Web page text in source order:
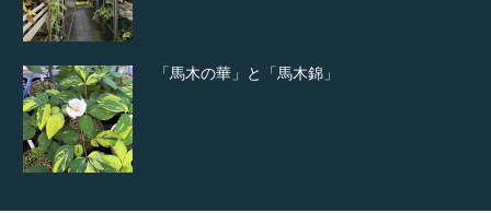
「馬木の華」と「馬木錦」